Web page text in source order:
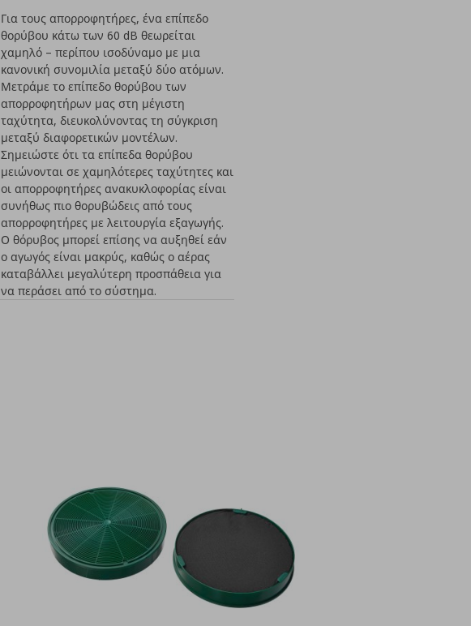
Για τους απορροφητήρες, ένα επίπεδο
θορύβου κάτω των 60 dB θεωρείται
χαμηλό – περίπου ισοδύναμο με μια
κανονική συνομιλία μεταξύ δύο ατόμων.
Μετράμε το επίπεδο θορύβου των
απορροφητήρων μας στη μέγιστη
ταχύτητα, διευκολύνοντας τη σύγκριση
μεταξύ διαφορετικών μοντέλων.
Σημειώστε ότι τα επίπεδα θορύβου
μειώνονται σε χαμηλότερες ταχύτητες και
οι απορροφητήρες ανακυκλοφορίας είναι
συνήθως πιο θορυβώδεις από τους
απορροφητήρες με λειτουργία εξαγωγής.
Ο θόρυβος μπορεί επίσης να αυξηθεί εάν
ο αγωγός είναι μακρύς, καθώς ο αέρας
καταβάλλει μεγαλύτερη προσπάθεια για
να περάσει από το σύστημα.